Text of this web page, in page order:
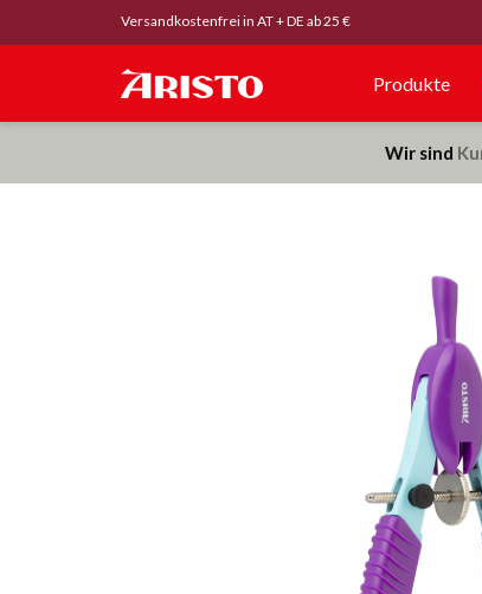
Versandkostenfrei in AT + DE ab 25 €
Produkte
Wir sind